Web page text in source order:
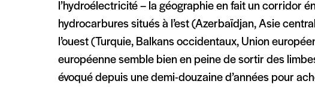
l’hydroélectricité – la géographie en fait un corridor
hydrocarbures situés à l’est (Azerbaïdjan, Asie
l’ouest (Turquie, Balkans occidentaux, Union
européenne semble bien en peine de sortir des
évoqué depuis une demi-douzaine d’années pour